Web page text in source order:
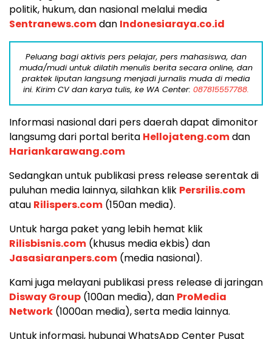
Simak juga berita dan informasi terkini mengenai
Sentranews.com dan Indonesiaraya.co.id
Peluang bagi aktivis pers pelajar, pers mahasiswa, dan
muda/mudi untuk dilatih menulis berita secara online, dan
praktek liputan langsung menjadi jurnalis muda di media
ini. Kirim CV dan karya tulis, ke WA Center:
087815557788.
Informasi nasional dari pers daerah dapat dimonitor
Hariankarawang.com
Sedangkan untuk publikasi press release serentak di
atauRilispers.com(150an media).
Untuk harga paket yang lebih hemat klik
Jasasiaranpers.com(media nasional).
Kami juga melayani publikasi press release di jaringan